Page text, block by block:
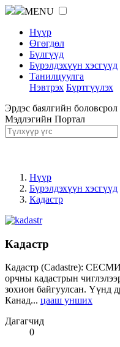
MENU
Нүүр
Өгөгдөл
Бүлгүүд
Бүрэлдэхүүн хэсгүүд
Танилцуулга
Нэвтрэх Бүртгүүлэх
Эрдэс баялгийн боловсрол
Мэдлэгийн Портал
Нүүр
Бүрэлдэхүүн хэсгүүд
Кадастр
Кадастр
Кадастр (Cadastre):
орчны кадастрын
зохион байгуулсан. Үүнд
Канад... цааш унших
Дагагчид
0